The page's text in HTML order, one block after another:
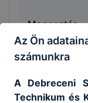
Megosztás
Az Ön
számunkra
A Debreceni
Technikum és